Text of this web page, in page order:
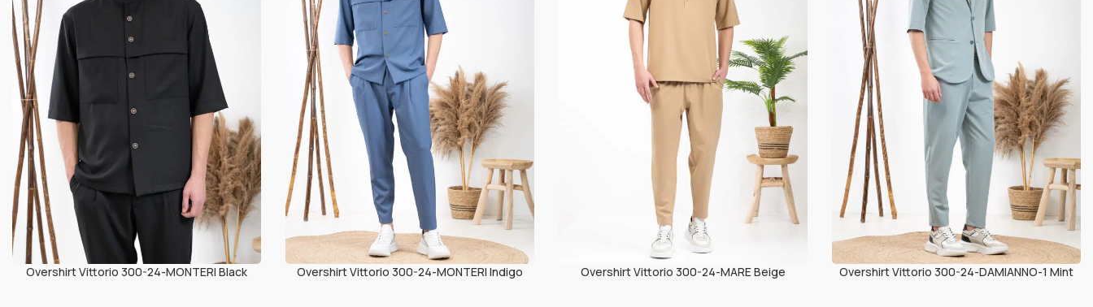
Overshirt Vittorio 300-24-MONTERI Black Overshirt Vittorio 300-24-MONTERI Indigo Overshirt Vittorio 300-24-MARE Beige Overshirt Vittorio 300-24-DAMIANNO-1 Mint